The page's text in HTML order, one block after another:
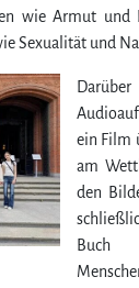
wie Armut und
Sexualität und
ein Film
am
den